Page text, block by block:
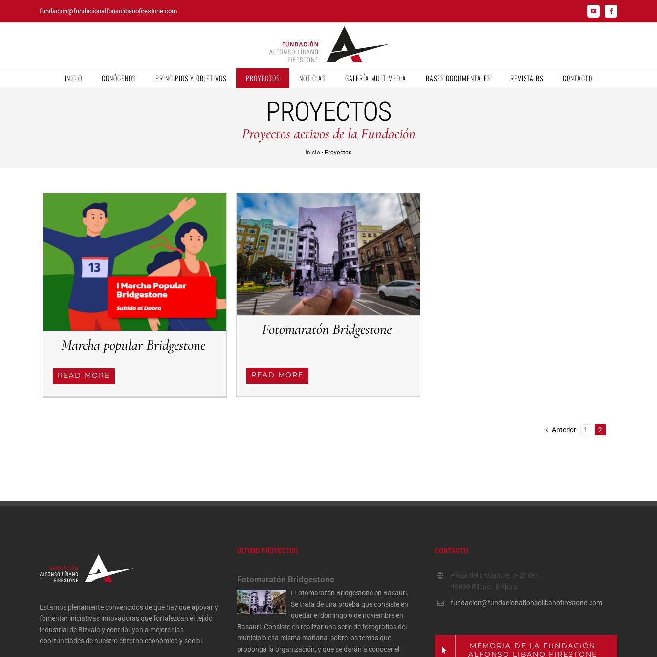
fundacion@fundacionalfonsolibanofirestone.com YouTubeFacebook
INICIO CONÓCENOS PRINCIPIOS Y OBJETIVOS PROYECTOS NOTICIAS GALERÍA MULTIMEDIA BASES DOCUMENTALES REVISTA BS CONTACTO
PROYECTOS
Proyectos activos de la Fundación
Inicio· Proyectos
Marcha popular Bridgestone
READ MORE
Fotomaratón Bridgestone
READ MORE
Anterior 1 2
Estamos plenamente convencidos de que hay que apoyar y
fomentar iniciativas innovadoras que fortalezcan el tejido
industrial de Bizkaia y contribuyan a mejorar las
oportunidades de nuestro entorno económico y social.
ÚLTIMO PROYECTOS
Fotomaratón Bridgestone
I Fotomaratón Bridgestone en Basauri.
Se trata de una prueba que consiste en
quedar el domingo 6 de noviembre en
Basauri. Consiste en realizar una serie de fotografías del
municipio esa misma mañana, sobre los temas que
proponga la organización, y que se darán a conocer el
CONTACTO
Plaza del Ensanche, 5- 2º der.
48009 Bilbao - Bizkaia
fundacion@fundacionalfonsolibanofirestone.com
MEMORIA DE LA FUNDACIÓN
ALFONSO LÍBANO FIRESTONE